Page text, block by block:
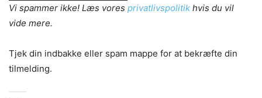
Vi spammer ikke! Læs vores privatlivspolitik hvis du vil
vide mere.
Tjek din indbakke eller spam mappe for at bekræfte din
tilmelding.